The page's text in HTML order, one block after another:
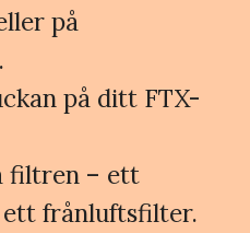
på
på ditt FTX-
filtren – ett
frånluftsfilter.